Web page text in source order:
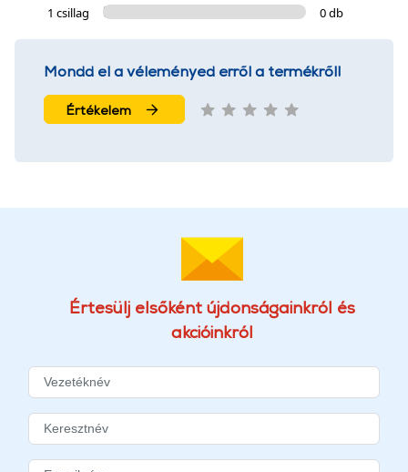
1 csillag
0 db
Mondd el a véleményed erről a termékről!
Értékelem
Értesülj elsőként újdonságainkról és
akcióinkról